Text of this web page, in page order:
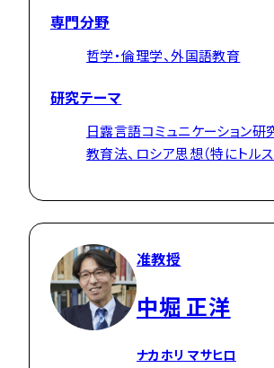
専門分野
哲学・倫理学、外国語教育
研究テーマ
日露言語コミュニケーション研
教育法、ロシア思想（特にトルス
准教授
中堀 正洋
ナカホリ マサヒロ